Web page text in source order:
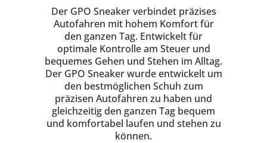
Der GPO Sneaker verbindet präzises
Autofahren mit hohem Komfort für
den ganzen Tag. Entwickelt für
optimale Kontrolle am Steuer und
bequemes Gehen und Stehen im Alltag.
Der GPO Sneaker wurde entwickelt um
den bestmöglichen Schuh zum
präzisen Autofahren zu haben und
gleichzeitig den ganzen Tag bequem
und komfortabel laufen und stehen zu
können.